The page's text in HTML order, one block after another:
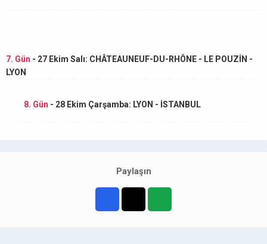
7. Gün - 27 Ekim Salı: CHÂTEAUNEUF-DU-RHÔNE - LE POUZİN -
LYON
8. Gün - 28 Ekim Çarşamba: LYON - İSTANBUL
Paylaşın